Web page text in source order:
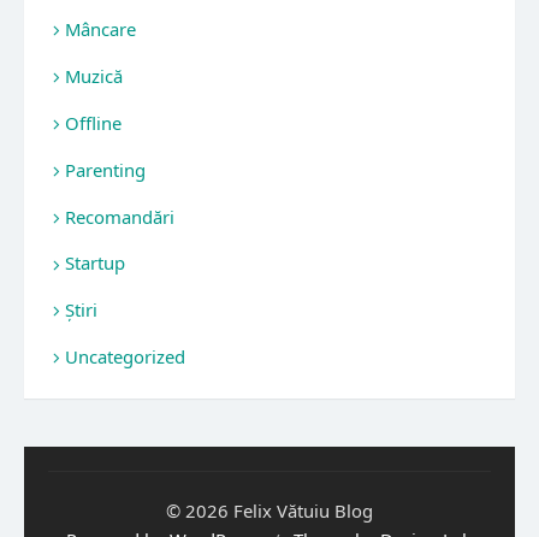
Mâncare
Muzică
Offline
Parenting
Recomandări
Startup
Știri
Uncategorized
© 2026 Felix Vătuiu Blog